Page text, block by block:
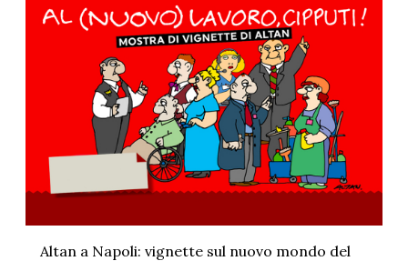
Altan a Napoli: vignette sul nuovo mondo del